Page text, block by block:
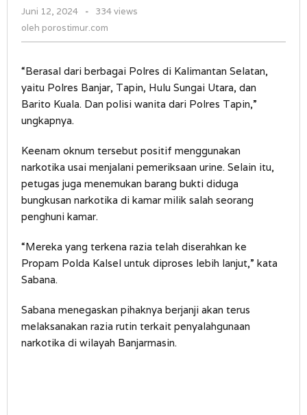
Ada
Juni 12, 2024
oleh
-
334 views
oleh porostimur.com
“Berasal dari berbagai Polres di Kalimantan Selatan,
yaitu Polres Banjar, Tapin, Hulu Sungai Utara, dan
Barito Kuala. Dan polisi wanita dari Polres Tapin,”
ungkapnya.
Keenam oknum tersebut positif menggunakan
narkotika usai menjalani pemeriksaan urine. Selain itu,
petugas juga menemukan barang bukti diduga
bungkusan narkotika di kamar milik salah seorang
penghuni kamar.
“Mereka yang terkena razia telah diserahkan ke
Propam Polda Kalsel untuk diproses lebih lanjut,” kata
Sabana.
Sabana menegaskan pihaknya berjanji akan terus
melaksanakan razia rutin terkait penyalahgunaan
narkotika di wilayah Banjarmasin.